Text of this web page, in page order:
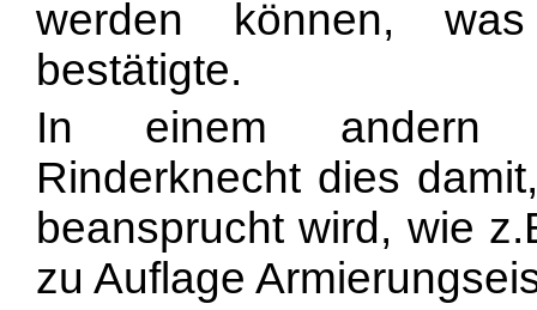
werden können,
bestätigte.
In einem andern
Rinderknecht dies
beansprucht wird, wie
zu Auflage